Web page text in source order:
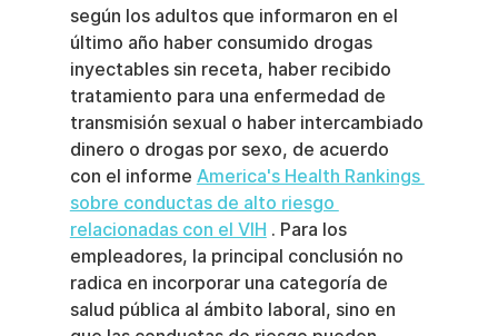
según los adultos que informaron en el
último año haber consumido drogas
inyectables sin receta, haber recibido
tratamiento para una enfermedad de
transmisión sexual o haber intercambiado
dinero o drogas por sexo, de acuerdo
con el informe America's Health Rankings
sobre conductas de alto riesgo
relacionadas con el VIH . Para los
empleadores, la principal conclusión no
radica en incorporar una categoría de
salud pública al ámbito laboral, sino en